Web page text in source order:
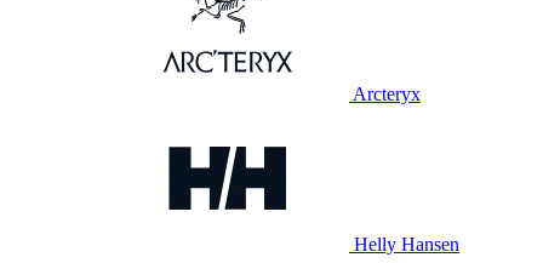
Arcteryx
Helly Hansen